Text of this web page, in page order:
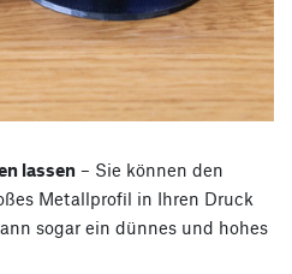
lassen – Sie können den
Metallprofil in Ihren Druck
sogar ein dünnes und hohes